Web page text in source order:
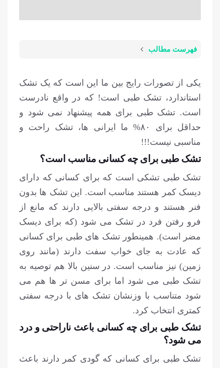
فهرست مطالب
یکی از تصورات رایج بین ما این است که یک تشک
استاندارد، تشک طبی است! که در واقع نادرست
است. تشک طبی برای همه پیشنهاد نمی شود و
حداقل برای ۸۰% ما ایرانی ها، تشک راحت و
مناسبی نیست!!!
تشک طبی برای چه کسانی مناسب است؟
تشک طبی تشکی است که برای کسانی که دارای
دیسک کمر هستند مناسب است. این تشک ها بدون
فنر هستند و درجه سفتی بالایی دارند که مانع از
فرو رفتن فرد در تشک می شود (که برای دیسک
مضر است). همینطور تشک های طبی برای کسانی
که عادت به جای خواب سفت دارند (مانند روی
زمین) نیز مناسب است. در سنین بالا هم توصیه به
تشک طبی می شود اما برای مسن تر ها هم می
شود متناسب با وزنشان تشک های با درجه سفتی
کمتری انتخاب کرد.
تشک طبی برای چه کسانی باعث ناراحتی و درد
می شود؟
تشک طبی برای کسانی که گودی کمر دارند باعث